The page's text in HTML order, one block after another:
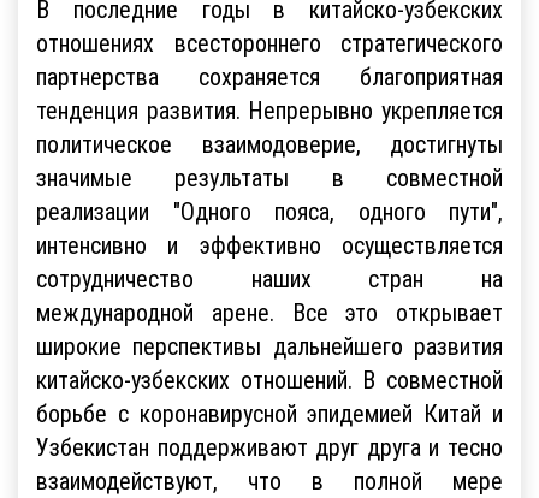
В последние годы в китайско-узбекских
отношениях всестороннего стратегического
партнерства сохраняется благоприятная
тенденция развития. Непрерывно укрепляется
политическое взаимодоверие, достигнуты
значимые результаты в совместной
реализации "Одного пояса, одного пути",
интенсивно и эффективно осуществляется
сотрудничество наших стран на
международной арене. Все это открывает
широкие перспективы дальнейшего развития
китайско-узбекских отношений. В совместной
борьбе с коронавирусной эпидемией Китай и
Узбекистан поддерживают друг друга и тесно
взаимодействуют, что в полной мере